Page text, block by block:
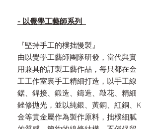
- 以覺學工藝師系列
『堅持手工的樸拙慢製』
由以覺學工藝師團隊研發，當代與實
用兼具的訂製工藝作品，每只都在金
工工作室裏手工精細打造，以手工線
鋸、銲接、鍛造、鑄造、敲花、精細
銼修拋光，並以純銀、黃銅、紅銅、K
金等貴金屬作為製作原料，拙樸細膩